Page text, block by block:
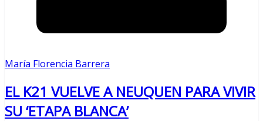
María Florencia Barrera
EL K21 VUELVE A NEUQUEN PARA VIVIR
SU ‘ETAPA BLANCA’